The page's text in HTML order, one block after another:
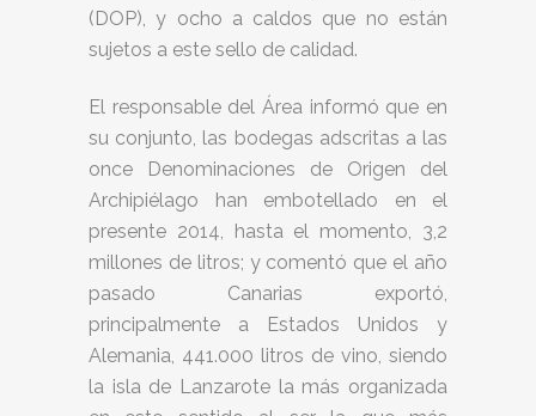
(DOP), y ocho a caldos que no están
sujetos a este sello de calidad.
El responsable del Área informó que en
su conjunto, las bodegas adscritas a las
once Denominaciones de Origen del
Archipiélago han embotellado en el
presente 2014, hasta el momento, 3,2
millones de litros; y comentó que el año
pasado Canarias exportó,
principalmente a Estados Unidos y
Alemania, 441.000 litros de vino, siendo
la isla de Lanzarote la más organizada